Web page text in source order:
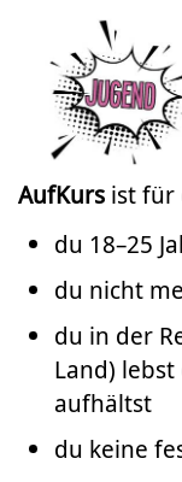
AufKurs ist für
du 18–25
du nicht
du in der
Land)
aufhältst
du keine